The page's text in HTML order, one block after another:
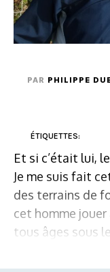
PAR PHILIPPE
ÉTIQUETTES:
Et si c’était lui,
Je me suis fait
des terrains de
cet homme
tous âges sous